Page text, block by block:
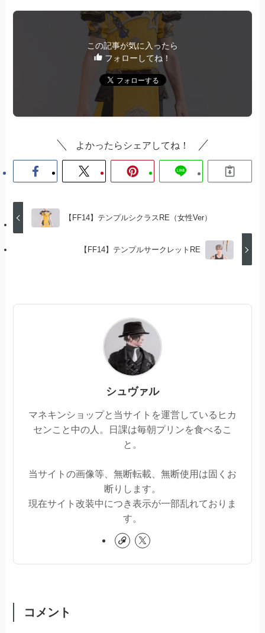
この記事が気に入ったら
フォローしてね！
よかったらシェアしてね！
【FF14】テンプルシクラスRE（女性Ver）
【FF14】テンプルサークレットRE
シュヴァル
マネキンショップと当サイトを運営しているヒカ
センこと中の人。日課は毎朝プリンを食べるこ
と。
当サイトの画像等、無断転載、無断使用は固くお
断りします。
現在サイト改装中につき表示が一部乱れておりま
す。
コメント